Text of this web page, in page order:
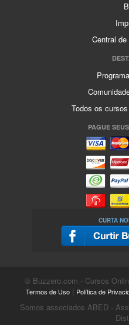
Central
Todos os
PAGUE
CURTA
© Buzzero.com - Cursos
Termos de Uso| Política de
Somos associados ABED -